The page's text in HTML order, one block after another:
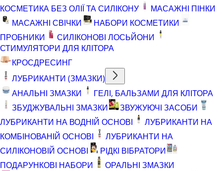
КОСМЕТИКА БЕЗ ОЛІЇ ТА СИЛІКОНУ
МАСАЖНІ ПІНКИ
МАСАЖНІ СВІЧКИ
НАБОРИ КОСМЕТИКИ
ПРОБНИКИ
СИЛІКОНОВІ ЛОСЬЙОНИ
СТИМУЛЯТОРИ ДЛЯ КЛІТОРА
КРОСДРЕСИНГ
ЛУБРИКАНТИ (ЗМАЗКИ)
АНАЛЬНІ ЗМАЗКИ
ГЕЛІ, БАЛЬЗАМИ ДЛЯ КЛІТОРА
ЗБУДЖУВАЛЬНІ ЗМАЗКИ
ЗВУЖУЮЧІ ЗАСОБИ
ЛУБРИКАНТИ НА ВОДНІЙ ОСНОВІ
ЛУБРИКАНТИ НА
КОМБІНОВАНІЙ ОСНОВІ
ЛУБРИКАНТИ НА
СИЛІКОНОВІЙ ОСНОВІ
РІДКІ ВІБРАТОРИ
ПОДАРУНКОВІ НАБОРИ
ОРАЛЬНІ ЗМАЗКИ